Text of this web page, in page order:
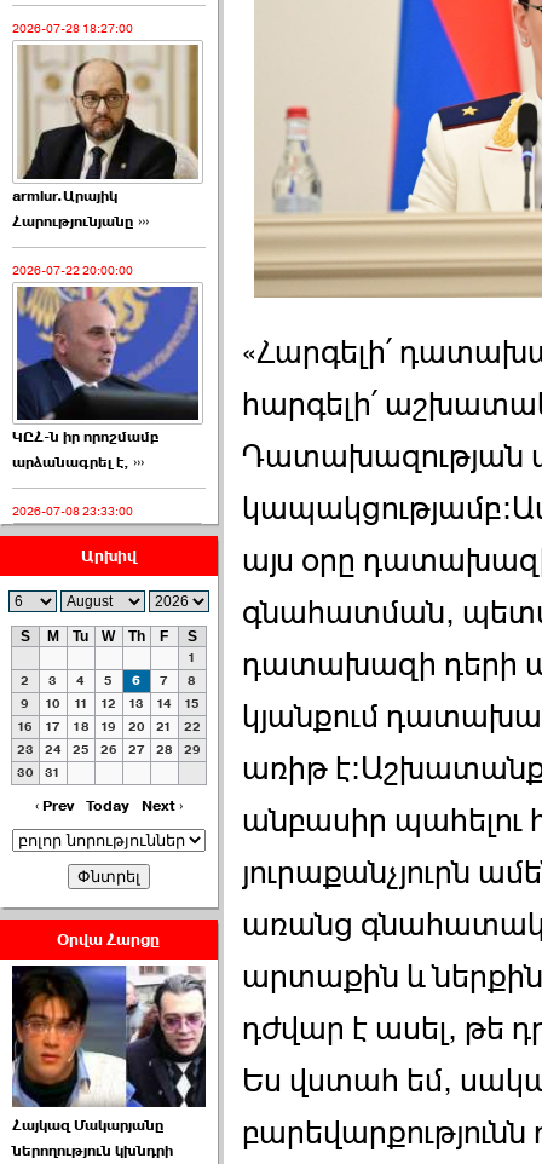
2026-07-28 18:27:00
armlur.Արայիկ
Հարությունյանը ›››
2026-07-22 20:00:00
ԿԸՀ-ն իր որոշմամբ
արձանագրել է, ›››
2026-07-08 23:33:00
ՀԱՅԱՊԱՀՊԱՆՈՒԹԻՒՆ՝
ՀԱՒԱՏՔԻ ԵՒ
ԿՐԹՈՒԹԵԱՆ
ՃԱՆԱՊԱՐՀՈՎ ›››
2026-07-06 06:50:00
Ամենաշատը էսօրվանից
էի վախենում.Նիկոլայ
Եղիազարյան ›››
2026-07-05 23:19:00
Արխիվ
S M Tu W Th F S
1
2
3 4 5 6 7
8
9
10 11 12 13 14
15
16
17 18 19 20 21
22
23
24 25 26 27 28
29
30
31
‹ Prev Today Next ›
Օրվա Հարցը
Հայկազ Մակարյանը
ներողություն կխնդրի
«Հարգելի՛
հարգելի՛
Դատախազության
այս օրը
գնահատման,
դատախազի դերի
կյանքում
առիթ
անբասիր
յուրաքանչյուրն
առանց
արտաքին և
դժվար է ասել, թե
Ես վստահ եմ,